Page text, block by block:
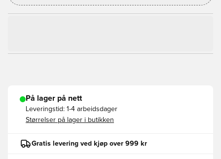
På lager på nett
Leveringstid: 1-4 arbeidsdager
Størrelser på lager i butikken
Gratis levering ved kjøp over 999 kr